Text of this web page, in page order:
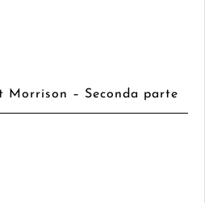
Morrison – Seconda parte